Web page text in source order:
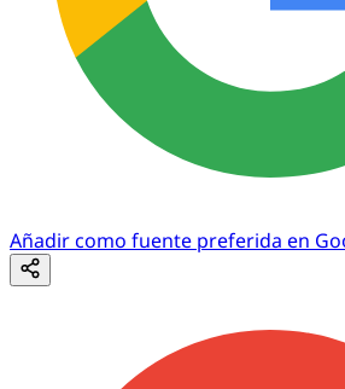
Añadir como fuente preferida en